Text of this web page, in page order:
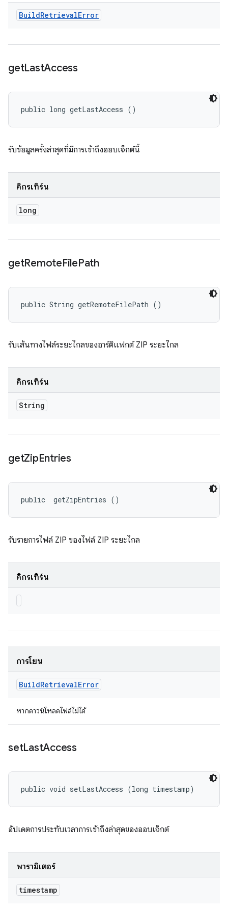
BuildRetrievalError
getLastAccess
public long getLastAccess ()
รับข้อมูลครั้งล่าสุดที่มีการเข้าถึงออบเจ็กต์นี้
คิกรีเทิร์น
long
getRemoteFilePath
public String getRemoteFilePath ()
รับเส้นทางไฟล์ระยะไกลของอาร์ติแฟกต์ ZIP ระยะไกล
คิกรีเทิร์น
String
getZipEntries
public getZipEntries ()
รับรายการไฟล์ ZIP ของไฟล์ ZIP ระยะไกล
คิกรีเทิร์น
การโยน
BuildRetrievalError
หากดาวน์โหลดไฟล์ไม่ได้
setLastAccess
public void setLastAccess (long timestamp)
อัปเดตการประทับเวลาการเข้าถึงล่าสุดของออบเจ็กต์
พารามิเตอร์
timestamp